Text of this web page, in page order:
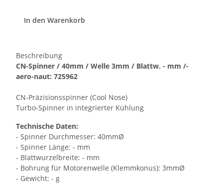
In den Warenkorb
Beschreibung
CN-Spinner / 40mm / Welle 3mm / Blattw. - mm /-
aero-naut: 725962
CN-Präzisionsspinner (Cool Nose)
Turbo-Spinner in integrierter Kühlung
Technische Daten:
- Spinner Durchmesser: 40mmØ
- Spinner Länge: - mm
- Blattwurzelbreite: - mm
- Bohrung für Motorenwelle (Klemmkonus): 3mmØ
- Gewicht: - g